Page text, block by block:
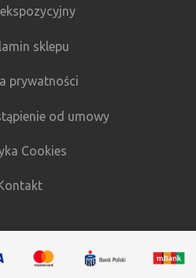
sklepu
prywatności
od umowy
Cookies